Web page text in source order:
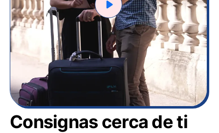
Consignas cerca de ti